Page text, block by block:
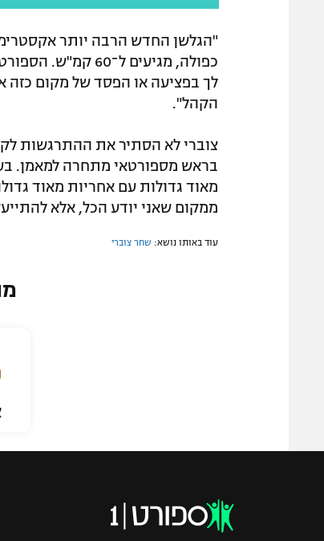
"הגלשן החדש הרבה יותר
כפולה, מגיעים
לך בפציעה או הפסד של מקום כזה
הקהל".
צוברי לא הסתיר את ההתרגשות
בראש מספורטאי מתחרה למאמן.
מאוד גדולות עם אחריות מאוד
ממקום שאני יודע הכל, אלא
עוד באותו נושא: שחר צוברי